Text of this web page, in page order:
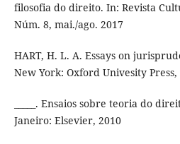
filosofia do direito. In: Revista
Núm. 8, mai./ago. 2017
HART, H. L. A. Essays on
New York: Oxford Univesity Press,
_____. Ensaios sobre teoria do
Janeiro: Elsevier, 2010